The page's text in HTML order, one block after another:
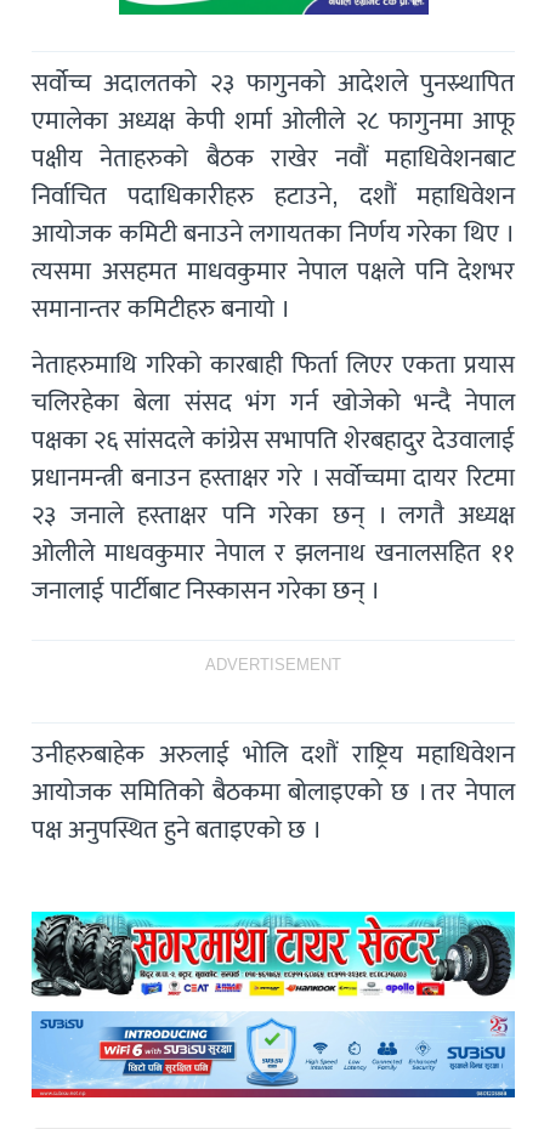
सर्वोच्च अदालतको २३ फागुनको आदेशले पुनस्र्थापित
एमालेका अध्यक्ष केपी शर्मा ओलीले २८ फागुनमा आफू
पक्षीय नेताहरुको बैठक राखेर नवौं महाधिवेशनबाट
निर्वाचित पदाधिकारीहरु हटाउने, दशौं महाधिवेशन
आयोजक कमिटी बनाउने लगायतका निर्णय गरेका थिए ।
त्यसमा असहमत माधवकुमार नेपाल पक्षले पनि देशभर
समानान्तर कमिटीहरु बनायो ।
नेताहरुमाथि गरिको कारबाही फिर्ता लिएर एकता प्रयास
चलिरहेका बेला संसद भंग गर्न खोजेको भन्दै नेपाल
पक्षका २६ सांसदले कांग्रेस सभापति शेरबहादुर देउवालाई
प्रधानमन्त्री बनाउन हस्ताक्षर गरे । सर्वोच्चमा दायर रिटमा
२३ जनाले हस्ताक्षर पनि गरेका छन् । लगतै अध्यक्ष
ओलीले माधवकुमार नेपाल र झलनाथ खनालसहित ११
जनालाई पार्टीबाट निस्कासन गरेका छन् ।
ADVERTISEMENT
उनीहरुबाहेक अरुलाई भोलि दशौं राष्ट्रिय महाधिवेशन
आयोजक समितिको बैठकमा बोलाइएको छ । तर नेपाल
पक्ष अनुपस्थित हुने बताइएको छ ।